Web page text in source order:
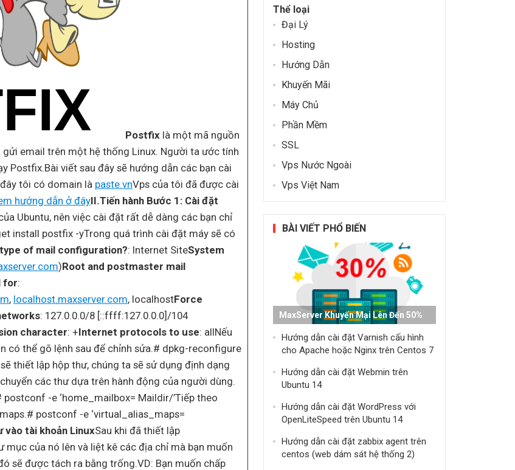
Postfixlà một mã nguồn
email trên một hệ thống Linux. Người ta ước tính
Postfix.Bài viết sau đây sẽ hướng dẫn các bạn cài
tôi có domain là paste.vnVps của tôi đã được cài
hướng dẫn ở đâyII.Tiến hành Bước 1: Cài đặt
Ubuntu, nên việc cài đặt rất dễ dàng các bạn chỉ
install postfix -yTrong quá trình cài đặt máy sẽ có
of mail configuration?: Internet SiteSystem
)Root and postmaster mail
for:
, localhost.maxserver.com, localhostForce
: 127.0.0.0/8 [::ffff:127.0.0.0]/104
character: +Internet protocols to use: allNếu
có thể gõ lệnh sau để chỉnh sửa.# dpkg-reconfigure
thiết lập hộp thư, chúng ta sẽ sử dụng định dạng
các thư dựa trên hành động của người dùng.
-e ‘home_mailbox= Maildir/’Tiếp theo
postconf -e ‘virtual_alias_maps=
vào tài khoản LinuxSau khi đã thiết lập
của nó lên và liệt kê các địa chỉ mà bạn muốn
sẽ được tách ra bằng trống.VD: Bạn muốn chấp
Thể loại
Đại Lý
Hosting
Hướng Dẫn
Khuyến Mãi
Máy Chủ
Phần Mềm
SSL
Vps Nước Ngoài
Vps Việt Nam
BÀI VIẾT PHỔ BIẾN
MaxServer Khuyến Mại Lên Đến 50%
Hướng dẫn cài đặt Varnish cấu hình
cho Apache hoặc Nginx trên Centos 7
Hướng dẫn cài đặt Webmin trên
Ubuntu 14
Hướng dẫn cài đặt WordPress với
OpenLiteSpeed trên Ubuntu 14
Hướng dẫn cài đặt zabbix agent trên
centos (web dám sát hệ thống 2)